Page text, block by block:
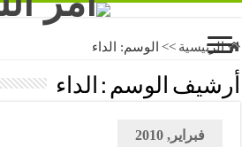
الرئيسية >> الوسم: الداء
أرشيف الوسم : الداء
فبراير, 2010